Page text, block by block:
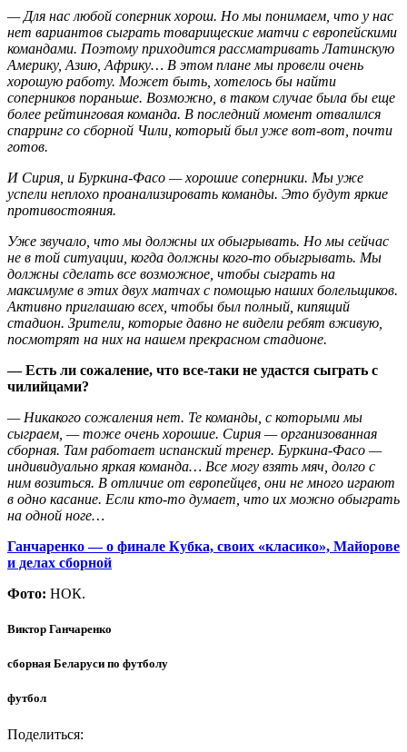
— Для нас любой соперник хорош. Но мы понимаем, что у нас
нет вариантов сыграть товарищеские матчи с европейскими
командами. Поэтому приходится рассматривать Латинскую
Америку, Азию, Африку… В этом плане мы провели очень
хорошую работу. Может быть, хотелось бы найти
соперников пораньше. Возможно, в таком случае была бы еще
более рейтинговая команда. В последний момент отвалился
спарринг со сборной Чили, который был уже вот-вот, почти
готов.
И Сирия, и Буркина-Фасо — хорошие соперники. Мы уже
успели неплохо проанализировать команды. Это будут яркие
противостояния.
Уже звучало, что мы должны их обыгрывать. Но мы сейчас
не в той ситуации, когда должны кого-то обыгрывать. Мы
должны сделать все возможное, чтобы сыграть на
максимуме в этих двух матчах с помощью наших болельщиков.
Активно приглашаю всех, чтобы был полный, кипящий
стадион. Зрители, которые давно не видели ребят вживую,
посмотрят на них на нашем прекрасном стадионе.
— Есть ли сожаление, что все-таки не удастся сыграть с
чилийцами?
— Никакого сожаления нет. Те команды, с которыми мы
сыграем, — тоже очень хорошие. Сирия — организованная
сборная. Там работает испанский тренер. Буркина-Фасо —
индивидуально яркая команда… Все могу взять мяч, долго с
ним возиться. В отличие от европейцев, они не много играют
в одно касание. Если кто-то думает, что их можно обыграть
на одной ноге…
Ганчаренко — о финале Кубка, своих «класико», Майорове
и делах сборной
Фото: НОК.
Виктор Ганчаренко
сборная Беларуси по футболу
футбол
Поделиться: